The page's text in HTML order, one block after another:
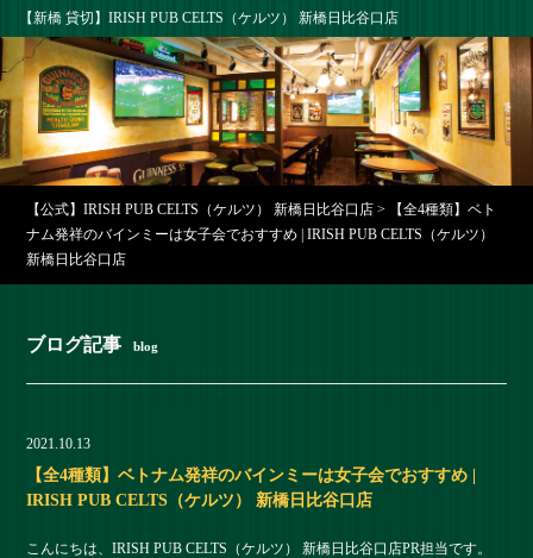
【新橋 貸切】IRISH PUB CELTS（ケルツ） 新橋日比谷口店
【公式】IRISH PUB CELTS（ケルツ） 新橋日比谷口店 >
【全4種類】ベト
ナム発祥のバインミーは女子会でおすすめ | IRISH PUB CELTS（ケルツ）
新橋日比谷口店
ブログ記事 blog
2021.10.13
【全4種類】ベトナム発祥のバインミーは女子会でおすすめ |
IRISH PUB CELTS（ケルツ） 新橋日比谷口店
こんにちは、IRISH PUB CELTS（ケルツ） 新橋日比谷口店PR担当です。